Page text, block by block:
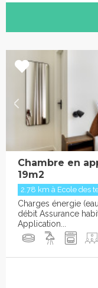
Chambre en
19m2
2.78 km à Ecole des
Charges énergie
débit Assurance
Application...